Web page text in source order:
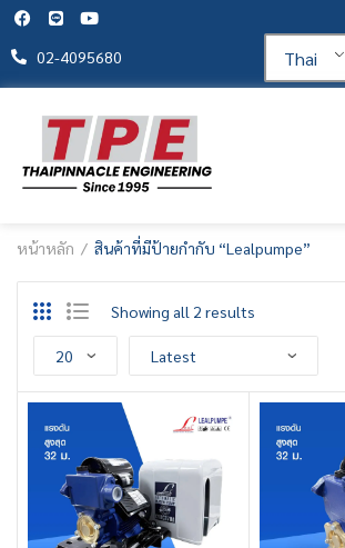
02-4095680 Thai
หน้าหลัก สินค้าที่มีป้ายกำกับ “Lealpumpe”
Showing all 2 results